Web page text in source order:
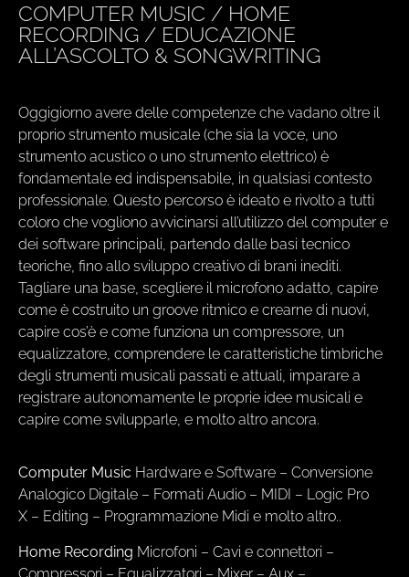
COMPUTER MUSIC / HOME
RECORDING / EDUCAZIONE
ALL’ASCOLTO & SONGWRITING
Oggigiorno avere delle competenze che vadano oltre il
proprio strumento musicale (che sia la voce, uno
strumento acustico o uno strumento elettrico) è
fondamentale ed indispensabile, in qualsiasi contesto
professionale. Questo percorso è ideato e rivolto a tutti
coloro che vogliono avvicinarsi all’utilizzo del computer e
dei software principali, partendo dalle basi tecnico
teoriche, fino allo sviluppo creativo di brani inediti.
Tagliare una base, scegliere il microfono adatto, capire
come è costruito un groove ritmico e crearne di nuovi,
capire cos’è e come funziona un compressore, un
equalizzatore, comprendere le caratteristiche timbriche
degli strumenti musicali passati e attuali, imparare a
registrare autonomamente le proprie idee musicali e
capire come svilupparle, e molto altro ancora.
Computer Music Hardware e Software – Conversione
Analogico Digitale – Formati Audio – MIDI – Logic Pro
X – Editing – Programmazione Midi e molto altro..
Home Recording Microfoni – Cavi e connettori –